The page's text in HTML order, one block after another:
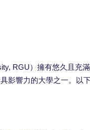
RGU）擁有悠久且充
影響力的大學之一。以